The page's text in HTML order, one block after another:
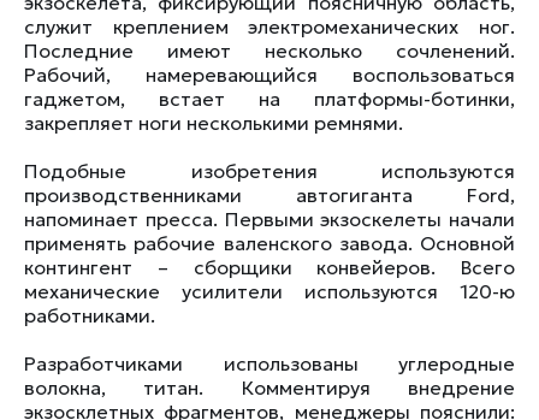
служит креплением электромеханических ног.
Последние имеют несколько сочленений.
Рабочий, намеревающийся воспользоваться
гаджетом, встает на платформы-ботинки,
закрепляет ноги несколькими ремнями.
Подобные изобретения используются
производственниками автогиганта Ford,
напоминает пресса. Первыми экзоскелеты начали
применять рабочие валенского завода. Основной
контингент – сборщики конвейеров. Всего
механические усилители используются 120-ю
работниками.
Разработчиками использованы углеродные
волокна, титан. Комментируя внедрение
экзосклетных фрагментов, менеджеры пояснили: